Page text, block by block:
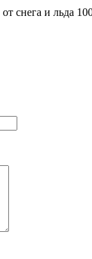
снега и льда